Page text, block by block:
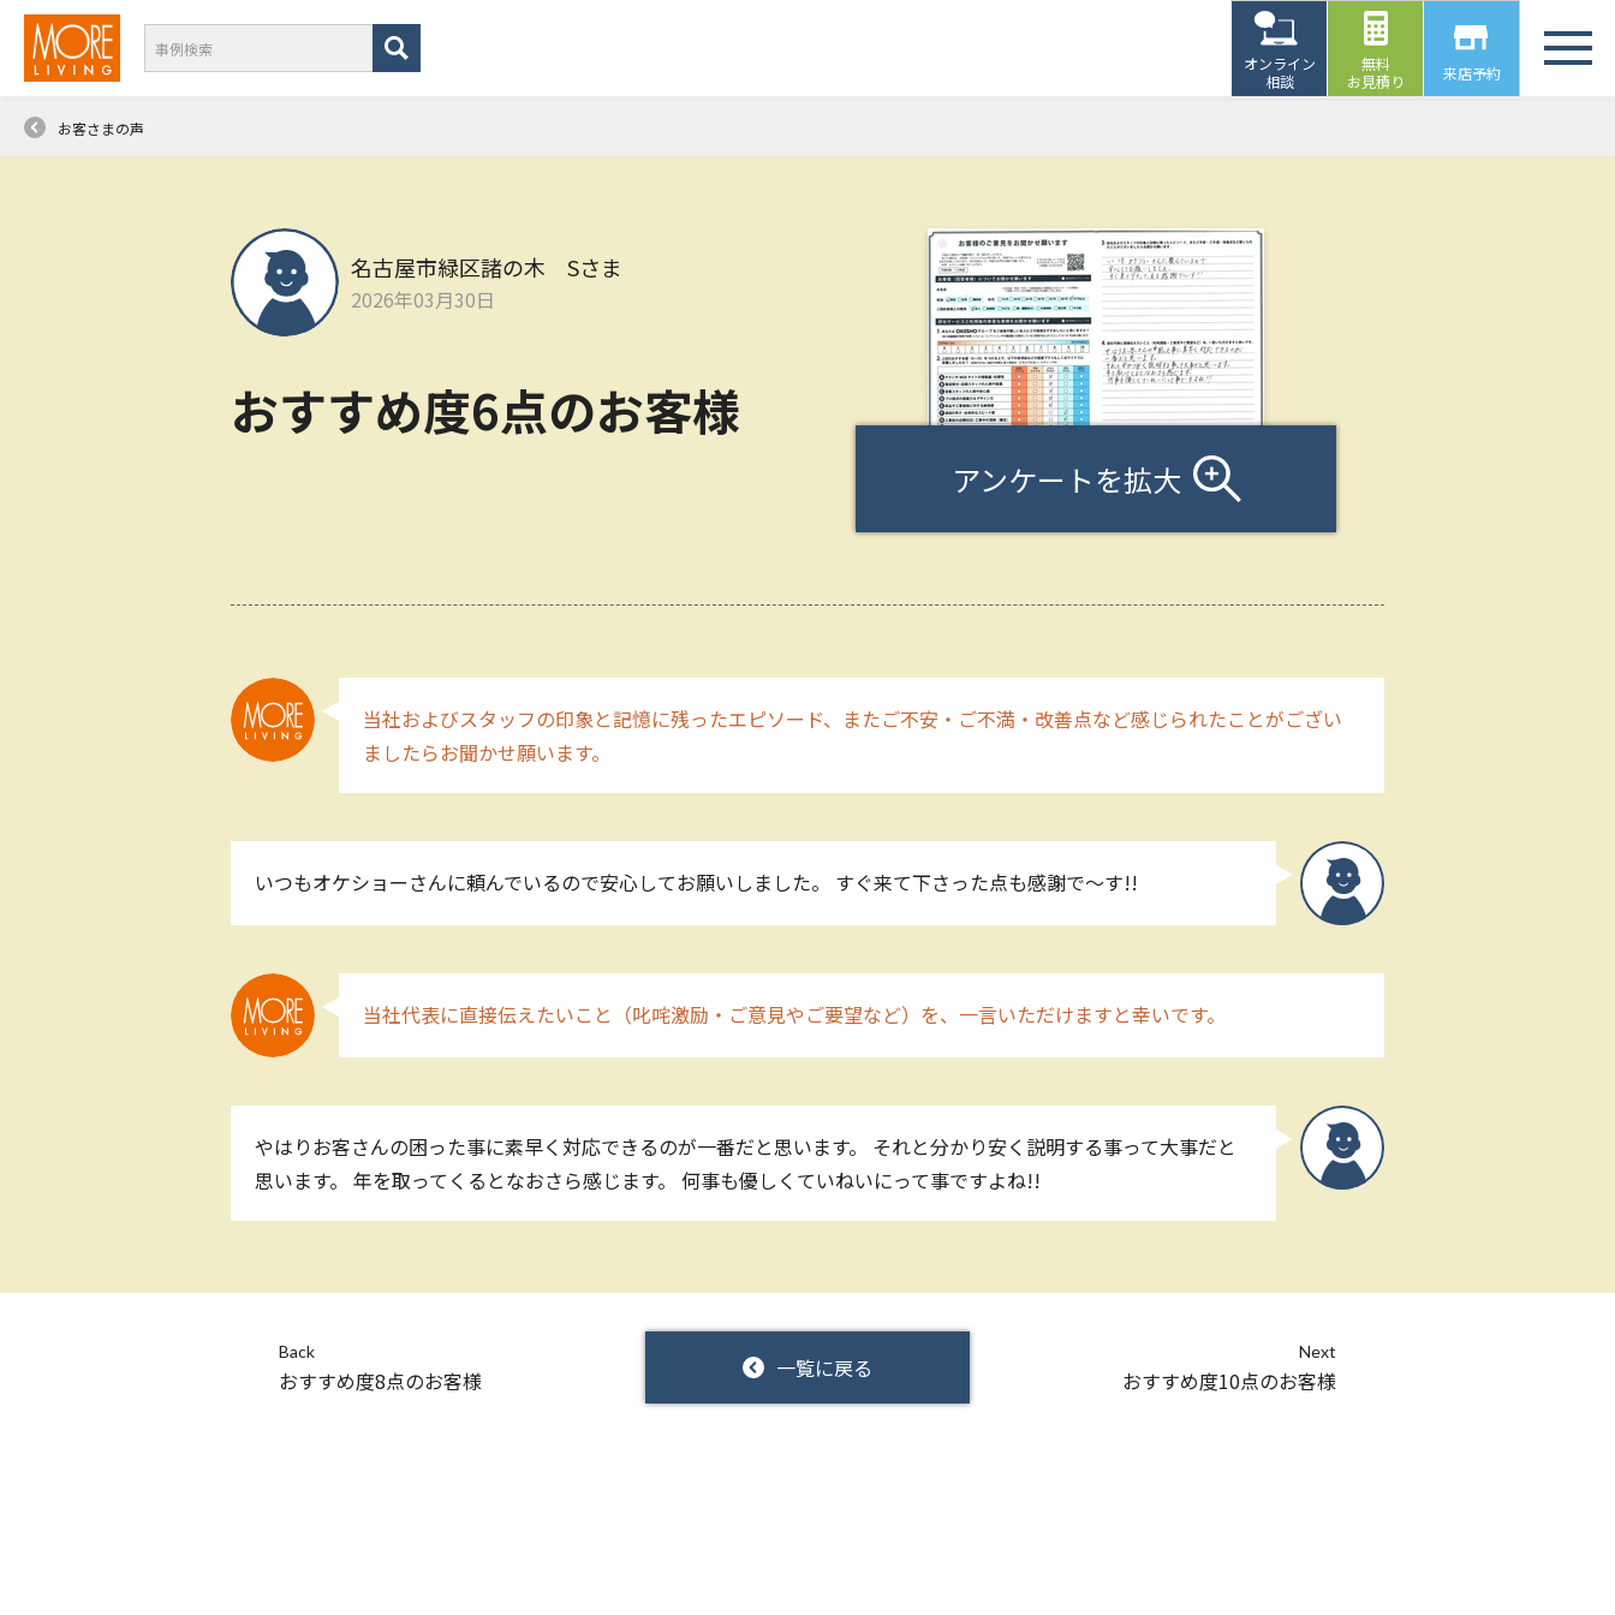
オンライン
相談
無料
お見積り
来店予約
お客さまの声
名古屋市緑区諸の木 Sさま
2026年03月30日
おすすめ度6点のお客様
アンケートを拡大
当社およびスタッフの印象と記憶に残ったエピソード、またご不安・ご不満・改善点など感じられたことがござい
ましたらお聞かせ願います。
いつもオケショーさんに頼んでいるので安心してお願いしました。 すぐ来て下さった点も感謝で～す!!
当社代表に直接伝えたいこと（叱咤激励・ご意見やご要望など）を、一言いただけますと幸いです。
やはりお客さんの困った事に素早く対応できるのが一番だと思います。 それと分かり安く説明する事って大事だと
思います。 年を取ってくるとなおさら感じます。 何事も優しくていねいにって事ですよね!!
Back
おすすめ度8点のお客様 一覧に戻る
Next
おすすめ度10点のお客様